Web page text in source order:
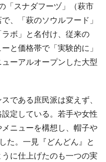
「スナダフーヅ」（萩市
、「萩のソウルフード」
ボ」と名付け、従来の
と価格帯で「実験的に」
ーアルオープンした大型
である庶民派は変えず、
定している。若手や女性
ニューを構想し、帽子や
た。一見『どんどん』と
に仕上げたのも一つの実